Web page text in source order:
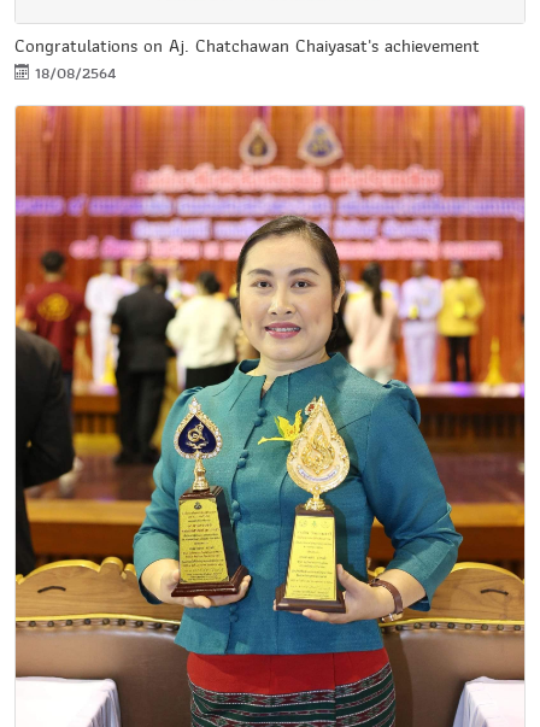
Congratulations on Aj. Chatchawan Chaiyasat's achievement
18/08/2564